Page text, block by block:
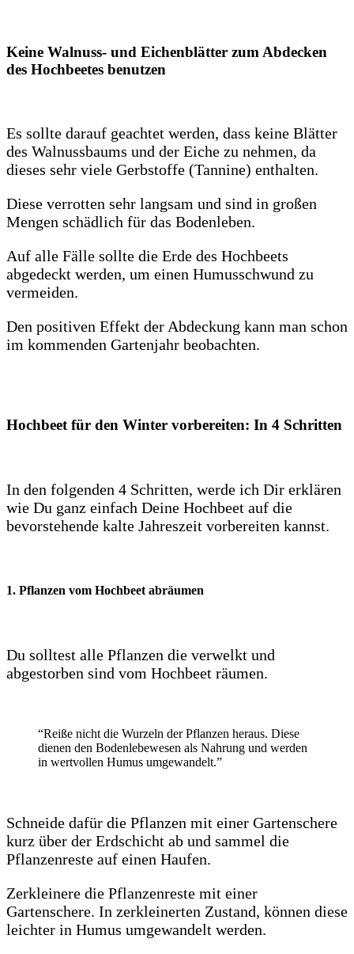
Keine Walnuss- und Eichenblätter zum Abdecken
des Hochbeetes benutzen
Es sollte darauf geachtet werden, dass keine Blätter
des Walnussbaums und der Eiche zu nehmen, da
dieses sehr viele Gerbstoffe (Tannine) enthalten.
Diese verrotten sehr langsam und sind in großen
Mengen schädlich für das Bodenleben.
Auf alle Fälle sollte die Erde des Hochbeets
abgedeckt werden, um einen Humusschwund zu
vermeiden.
Den positiven Effekt der Abdeckung kann man schon
im kommenden Gartenjahr beobachten.
Hochbeet für den Winter vorbereiten: In 4 Schritten
In den folgenden 4 Schritten, werde ich Dir erklären
wie Du ganz einfach Deine Hochbeet auf die
bevorstehende kalte Jahreszeit vorbereiten kannst.
1. Pflanzen vom Hochbeet abräumen
Du solltest alle Pflanzen die verwelkt und
abgestorben sind vom Hochbeet räumen.
“Reiße nicht die Wurzeln der Pflanzen heraus. Diese
dienen den Bodenlebewesen als Nahrung und werden
in wertvollen Humus umgewandelt.”
Schneide dafür die Pflanzen mit einer Gartenschere
kurz über der Erdschicht ab und sammel die
Pflanzenreste auf einen Haufen.
Zerkleinere die Pflanzenreste mit einer
Gartenschere. In zerkleinerten Zustand, können diese
leichter in Humus umgewandelt werden.